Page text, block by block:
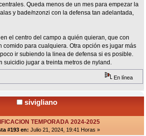
Queda menos de un mes para empezar la
y bade/nzonzi con la defensa tan adelantada,
el centro del campo a quién quieran, que con
comido para cualquiera. Otra opción es jugar más
ir subiendo la linea de defensa si es posible.
suicidio jugar a treinta metros de nyland.
En línea
sivigliano
TEMPORADA 2024-2025
#193 en: Julio 21, 2024, 19:41 Horas »